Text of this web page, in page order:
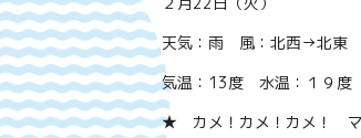
天気：雨 風：北西→北東
気温：13度 水温：１９度
★ カメ！カメ！カメ！